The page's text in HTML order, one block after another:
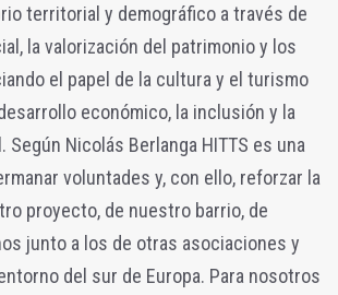
territorial y demográfico a través de
la valorización del patrimonio y los
el papel de la cultura y el turismo
económico, la inclusión y la
Según Nicolás Berlanga HITTS es una
voluntades y, con ello, reforzar la
proyecto, de nuestro barrio, de
junto a los de otras asociaciones y
del sur de Europa. Para nosotros